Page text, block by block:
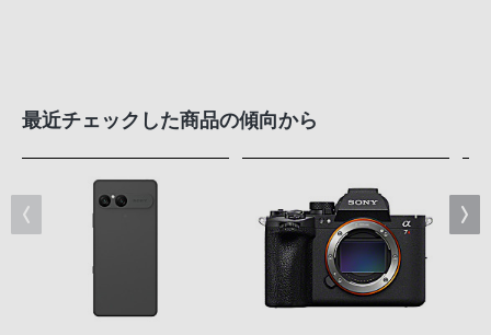
最近チェックした商品の傾向から